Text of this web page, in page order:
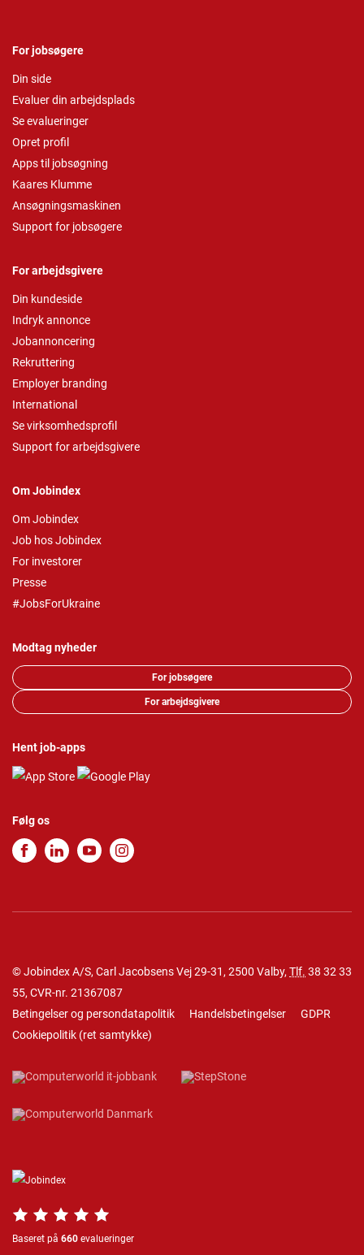
For jobsøgere
Din side
Evaluer din arbejdsplads
Se evalueringer
Opret profil
Apps til jobsøgning
Kaares Klumme
Ansøgningsmaskinen
Support for jobsøgere
For arbejdsgivere
Din kundeside
Indryk annonce
Jobannoncering
Rekruttering
Employer branding
International
Se virksomhedsprofil
Support for arbejdsgivere
Om Jobindex
Om Jobindex
Job hos Jobindex
For investorer
Presse
#JobsForUkraine
Modtag nyheder
For jobsøgere
For arbejdsgivere
Hent job-apps
Følg os
© Jobindex A/S, Carl Jacobsens Vej 29-31, 2500 Valby, Tlf. 38 32 33
55, CVR-nr. 21367087
Betingelser og persondatapolitik
Handelsbetingelser
GDPR
Cookiepolitik (ret samtykke)
Baseret på 660 evalueringer